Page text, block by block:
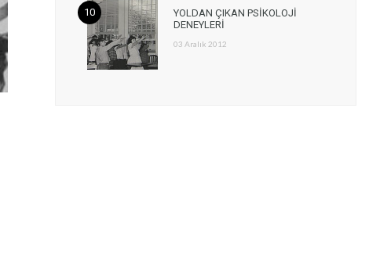
YOLDAN ÇIKAN PSİKOLOJİ
DENEYLERİ
03 Aralık 2012